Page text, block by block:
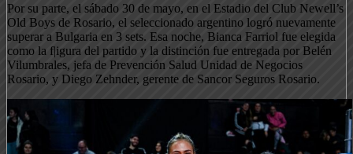
Por su parte, el sábado 30 de mayo, en el Estadio del Club Newell’s
Old Boys de Rosario, el seleccionado argentino logró nuevamente
superar a Bulgaria en 3 sets. Esa noche, Bianca Farriol fue elegida
como la f|igura del partido y la distinción fue entregada por Belén
Vilumbrales, jefa de Prevención Salud Unidad de Negocios
Rosario, y Diego Zehnder, gerente de Sancor Seguros Rosario.